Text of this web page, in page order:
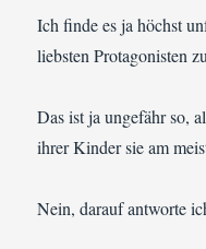
Ich finde es ja höchst
liebsten Protagonisten
Das ist ja ungefähr so,
ihrer Kinder sie am
Nein, darauf antworte